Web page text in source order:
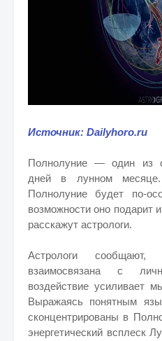
Источник: Dailyhoro.ru
Полнолуние — один из
дней в лунном
Полнолуние будет по-
возможности оно подарит
расскажут астрологи.
Астрологи
взаимосвязана с
воздействие усиливает
Выражаясь понятным
сконцентрированы в
энергетический всплеск